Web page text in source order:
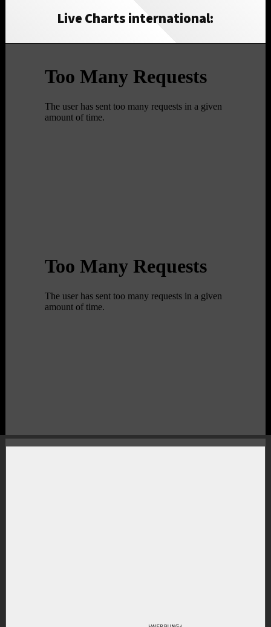
Live Charts international: